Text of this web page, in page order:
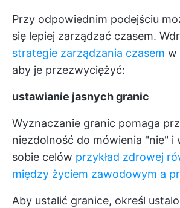
Przy odpowiednim podejściu
się lepiej zarządzać czasem.
strategie zarządzania czasem w
aby je przezwyciężyć:
ustawianie jasnych granic
Wyznaczanie granic pomaga
niezdolność do mówienia "nie" i
sobie celów przykład zdrowej
między życiem zawodowym a
Aby ustalić granice, określ